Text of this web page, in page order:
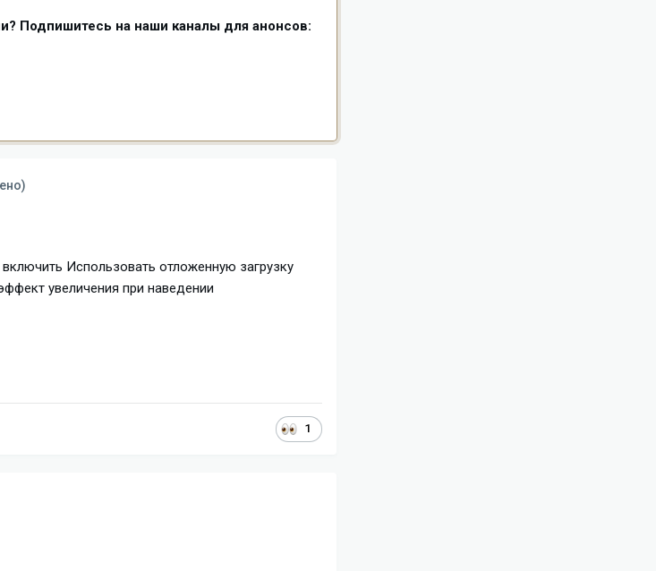
Подпишитесь на наши каналы для анонсов:
Использовать отложенную загрузку
увеличения при наведении
1